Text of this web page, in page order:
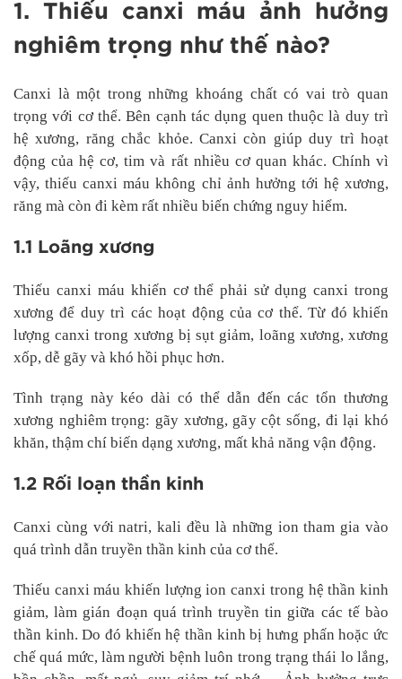
1. Thiếu canxi máu ảnh hưởng
nghiêm trọng như thế nào?
Canxi là một trong những khoáng chất có vai trò quan
trọng với cơ thể. Bên cạnh tác dụng quen thuộc là duy trì
hệ xương, răng chắc khỏe. Canxi còn giúp duy trì hoạt
động của hệ cơ, tim và rất nhiều cơ quan khác. Chính vì
vậy, thiếu canxi máu không chỉ ảnh hưởng tới hệ xương,
răng mà còn đi kèm rất nhiều biến chứng nguy hiểm.
1.1 Loãng xương
Thiếu canxi máu khiến cơ thể phải sử dụng canxi trong
xương để duy trì các hoạt động của cơ thể. Từ đó khiến
lượng canxi trong xương bị sụt giảm, loãng xương, xương
xốp, dễ gãy và khó hồi phục hơn.
Tình trạng này kéo dài có thể dẫn đến các tổn thương
xương nghiêm trọng: gãy xương, gãy cột sống, đi lại khó
khăn, thậm chí biến dạng xương, mất khả năng vận động.
1.2 Rối loạn thần kinh
Canxi cùng với natri, kali đều là những ion tham gia vào
quá trình dẫn truyền thần kinh của cơ thể.
Thiếu canxi máu khiến lượng ion canxi trong hệ thần kinh
giảm, làm gián đoạn quá trình truyền tin giữa các tế bào
thần kinh. Do đó khiến hệ thần kinh bị hưng phấn hoặc ức
chế quá mức, làm người bệnh luôn trong trạng thái lo lắng,